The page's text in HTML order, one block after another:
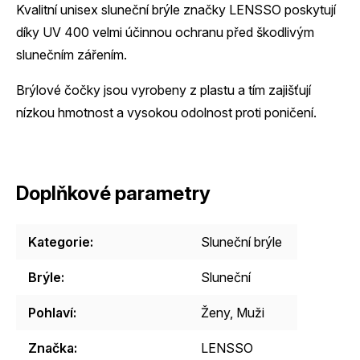
Kvalitní unisex sluneční brýle značky LENSSO poskytují
díky UV 400 velmi účinnou ochranu před škodlivým
slunečním zářením.
Brýlové čočky jsou vyrobeny z plastu a tím zajišťují
nízkou hmotnost a vysokou odolnost proti poničení.
Doplňkové parametry
Kategorie: Sluneční brýle
Brýle: Sluneční
Pohlaví: Ženy, Muži
Značka: LENSSO